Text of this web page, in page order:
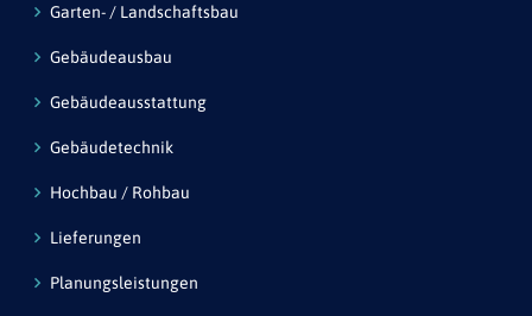
Garten- / Landschaftsbau
Gebäudeausbau
Gebäudeausstattung
Gebäudetechnik
Hochbau / Rohbau
Lieferungen
Planungsleistungen